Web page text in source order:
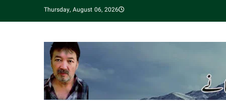
Thursday, August 06, 2026